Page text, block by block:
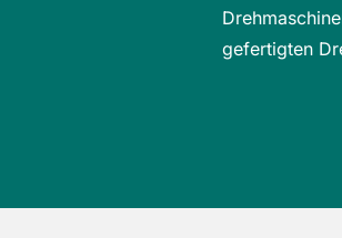
gefertigten